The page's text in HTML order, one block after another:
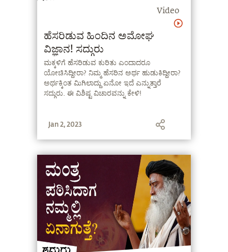
Video
ಹೆಸರಿಡುವ ಹಿಂದಿನ ಅಮೋಘ
ವಿಜ್ಞಾನ! ಸದ್ಗುರು
ಮಕ್ಕಳಿಗೆ ಹೆಸರಿಡುವ ಕುರಿತು ಎಂದಾದರೂ
ಯೋಚಿಸಿದ್ದೀರಾ? ನಿಮ್ಮ ಹೆಸರಿನ ಅರ್ಥ ಹುಡುಕಿದ್ದೀರಾ?
ಅರ್ಥಕ್ಕಿಂತ ಮಿಗಿಲಾದ್ದು ಏನೋ ಇದೆ ಎನ್ನುತ್ತಾರೆ
ಸದ್ಗುರು. ಈ ವಿಶಿಷ್ಟ ವಿಚಾರವನ್ನು ಕೇಳಿ!
Jan 2, 2023